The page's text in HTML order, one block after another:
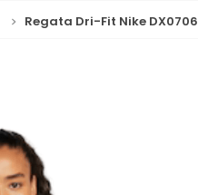
Regata Dri-Fit Nike DX0706